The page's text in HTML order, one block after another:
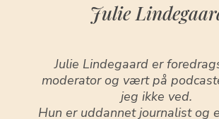
Julie
Julie Lindegaard er
moderator og vært på
jeg ikke ved.
Hun er uddannet journalist og